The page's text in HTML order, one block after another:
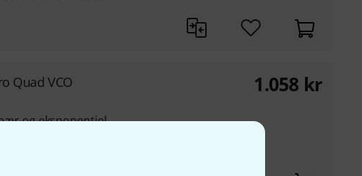
Quad VCO
og eksponentiel
1.058 kr